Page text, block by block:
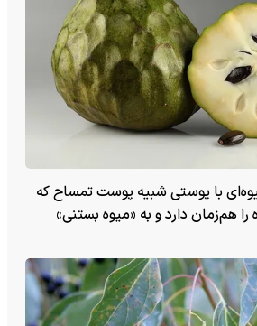
با پوستی شبیه پوست تمساح که
هم‌زمان دارد و به «میوه بستنی»